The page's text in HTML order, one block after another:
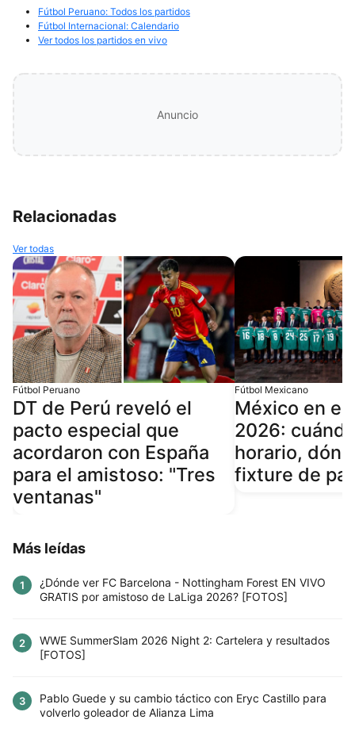
Fútbol Peruano: Todos los partidos
Fútbol Internacional: Calendario
Ver todos los partidos en vivo
Anuncio
Relacionadas
Ver todas
Fútbol Peruano
DT de Perú reveló el
pacto especial que
acordaron con España
para el amistoso: "Tres
ventanas"
Fútbol Mexicano
México en el
2026:
horario,
fixture de
Más leídas
1
¿Dónde ver FC Barcelona - Nottingham Forest EN VIVO
GRATIS por amistoso de LaLiga 2026? [FOTOS]
2
WWE SummerSlam 2026 Night 2: Cartelera y resultados
[FOTOS]
3
Pablo Guede y su cambio táctico con Eryc Castillo para
volverlo goleador de Alianza Lima